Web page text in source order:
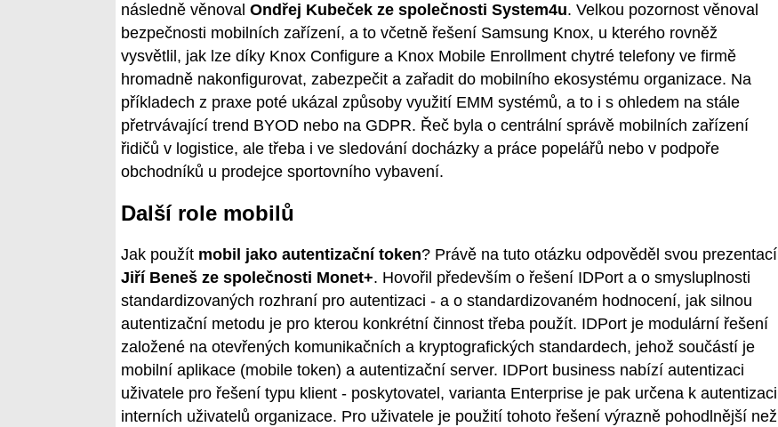
následně věnoval Ondřej Kubeček ze společnosti System4u. Velkou pozornost věnoval
bezpečnosti mobilních zařízení, a to včetně řešení Samsung Knox, u kterého rovněž
vysvětlil, jak lze díky Knox Configure a Knox Mobile Enrollment chytré telefony ve firmě
hromadně nakonfigurovat, zabezpečit a zařadit do mobilního ekosystému organizace. Na
příkladech z praxe poté ukázal způsoby využití EMM systémů, a to i s ohledem na stále
přetrvávající trend BYOD nebo na GDPR. Řeč byla o centrální správě mobilních zařízení
řidičů v logistice, ale třeba i ve sledování docházky a práce popelářů nebo v podpoře
obchodníků u prodejce sportovního vybavení.
Další role mobilů
Jak použít mobil jako autentizační token? Právě na tuto otázku odpověděl svou prezentací
Jiří Beneš ze společnosti Monet+. Hovořil především o řešení IDPort a o smysluplnosti
standardizovaných rozhraní pro autentizaci - a o standardizovaném hodnocení, jak silnou
autentizační metodu je pro kterou konkrétní činnost třeba použít. IDPort je modulární řešení
založené na otevřených komunikačních a kryptografických standardech, jehož součástí je
mobilní aplikace (mobile token) a autentizační server. IDPort business nabízí autentizaci
uživatele pro řešení typu klient - poskytovatel, varianta Enterprise je pak určena k autentizaci
interních uživatelů organizace. Pro uživatele je použití tohoto řešení výrazně pohodlnější než